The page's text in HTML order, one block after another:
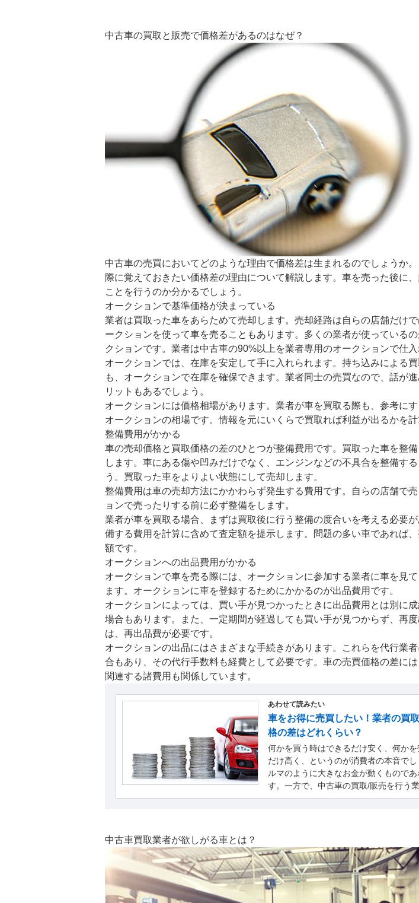
中古車の買取と販売で価格差があるのはなぜ？
中古車の売買においてどのような理由で価格差は生まれるのでしょうか
際に覚えておきたい価格差の理由について解説します。車を売った後に
ことを行うのか分かるでしょう。
オークションで基準価格が決まっている
業者は買取った車をあらためて売却します。売却経路は自らの店舗だけ
ークションを使って車を売ることもあります。多くの業者が使っている
クションです。業者は中古車の90%以上を業者専用のオークションで仕入
オークションでは、在庫を安定して手に入れられます。持ち込みによる
も、オークションで在庫を確保できます。業者同士の売買なので、話が
リットもあるでしょう。
オークションには価格相場があります。業者が車を買取る際も、参考に
オークションの相場です。情報を元にいくらで買取れば利益が出るかを計
整備費用がかかる
車の売却価格と買取価格の差のひとつが整備費用です。買取った車を整
します。車にある傷や凹みだけでなく、エンジンなどの不具合を整備す
う。買取った車をよりよい状態にして売却します。
整備費用は車の売却方法にかかわらず発生する費用です。自らの店舗で
ョンで売ったりする前に必ず整備をします。
業者が車を買取る場合、まずは買取後に行う整備の度合いを考える必要
備する費用を計算に含めて査定額を提示します。問題の多い車であれば
額です。
オークションへの出品費用がかかる
オークションで車を売る際には、オークションに参加する業者に車を見
ます。オークションに車を登録するためにかかるのが出品費用です。
オークションによっては、買い手が見つかったときに出品費用とは別に
場合もあります。また、一定期間が経過しても買い手が見つからず、再
は、再出品費が必要です。
オークションの出品にはさまざまな手続きがあります。これらを代行業
合もあり、その代行手数料も経費として必要です。車の売買価格の差に
関連する諸費用も関係しています。
あわせて読みたい
車をお得に売買したい！業者の買
格の差はどれくらい？
何かを買う時はできるだけ安く、何か
だけ高く、というのが消費者の本音で
ルマのように大きなお金が動くもので
す。一方で、中古車の買取/販売を行う業
「安く仕入れて高く売る」というのは
のユーザーの手に渡っていく事を考え
買取業者や中古車販売業者が絡んでくる
取価格と中古車売り出し価格との間には
差が生じることになりますが、業者が設
料、つまり中間でのマージンは、いっ
中古車買取業者が欲しがる車とは？